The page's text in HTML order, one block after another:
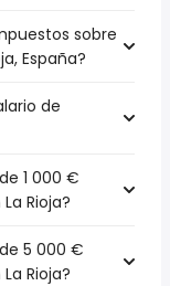
sobre
España?
de
1 000 €
Rioja?
5 000 €
Rioja?